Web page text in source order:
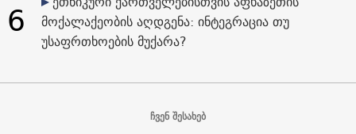
6
მოქალაქეობის აღდგენა: ინტეგრაცია თუ
უსაფრთხოების მუქარა?
ჩვენ შესახებ